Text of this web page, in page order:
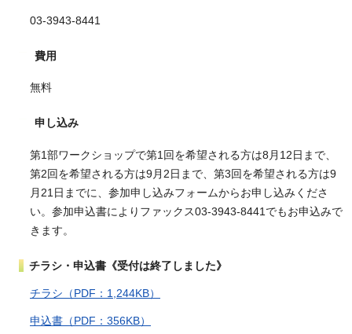
03-3943-8441
費用
無料
申し込み
第1部ワークショップで第1回を希望される方は8月12日まで、
第2回を希望される方は9月2日まで、第3回を希望される方は9
月21日までに、参加申し込みフォームからお申し込みくださ
い。参加申込書によりファックス03-3943-8441でもお申込みで
きます。
チラシ・申込書《受付は終了しました》
チラシ（PDF：1,244KB）
申込書（PDF：356KB）